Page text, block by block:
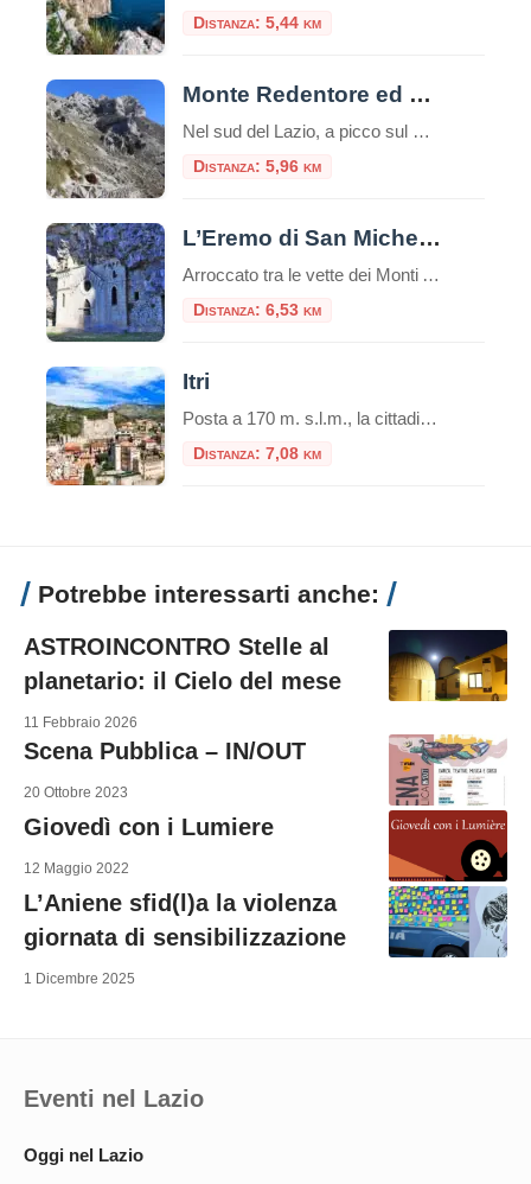
Distanza: 5,44 km
Monte Redentore ed Eremo di San Michele
Nel sud del Lazio, a picco sul Golfo di Gaeta, si erge il Monte Redentore, una delle cime più suggestive e panoramiche dei Monti Aurunci. A 1252 metri di altitudine, questa montagna, che in realtà è una spalla del più imponente Monte Altino, offre un’esperienza indimenticabile che unisce trekking, spiritualità e paesaggi mozzafiato, rendendola una […]
Distanza: 5,96 km
L’Eremo di San Michele a Formia: tra storia, natura e mistero
Arroccato tra le vette dei Monti Aurunci, l’Eremo di San Michele a Formia è un luogo di rara bellezza e profonda spiritualità. Questo antico santuario rupestre, scavato nella roccia, rappresenta una meta suggestiva sia per gli amanti della natura che per i pellegrini alla ricerca di un luogo di raccoglimento. Il panorama mozzafiato che si […]
Distanza: 6,53 km
Itri
Posta a 170 m. s.l.m., la cittadina di Itri sorge in una caratteristica vallata tra le falde occidentali dei monti Aurunci (passo di San Donato), a soli 8 km dalla costa. Castello di Itri Si trova lungo il percorso della via Appia, tra Fondi (co
Distanza: 7,08 km
Potrebbe interessarti anche:
ASTROINCONTRO Stelle al
planetario: il Cielo del mese
11 Febbraio 2026
Scena Pubblica – IN/OUT
20 Ottobre 2023
Giovedì con i Lumiere
12 Maggio 2022
L’Aniene sfid(l)a la violenza
giornata di sensibilizzazione
1 Dicembre 2025
Eventi nel Lazio
Oggi nel Lazio